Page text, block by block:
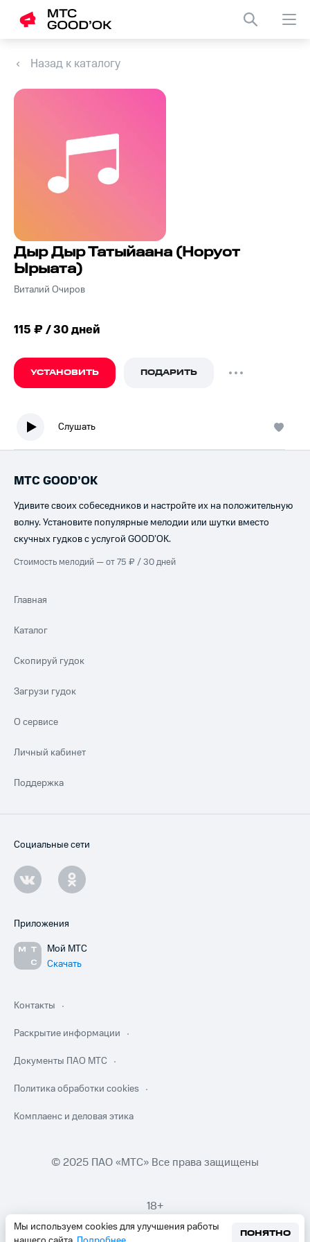
Назад к каталогу
Дыр Дыр Татыйаана (Норуот
Ырыата)
Виталий Очиров
115 ₽ / 30 дней
УСТАНОВИТЬ ПОДАРИТЬ
Слушать
Мы используем cookies для улучшения работы
ПОНЯТНО
МТС GOOD’OK
Удивите своих собеседников и настройте их на положительную
волну. Установите популярные мелодии или шутки вместо
скучных гудков с услугой GOOD’OK.
Стоимость мелодий — от 75 ₽ / 30 дней
Главная
Каталог
Скопируй гудок
Загрузи гудок
О сервисе
Личный кабинет
Поддержка
Социальные сети
Приложения
Мой МТС
Скачать
Контакты
Раскрытие информации
Документы ПАО МТС
Политика обработки cookies
Комплаенс и деловая этика
© 2025 ПАО «МТС» Все права защищены
18+